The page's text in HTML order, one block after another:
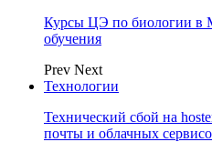
Курсы ЦЭ по биологии в
обучения
Prev Next
Технологии
Технический сбой на
почты и облачных